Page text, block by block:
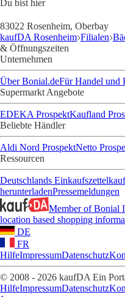
Du bist hier
83022 Rosenheim, Oberbay
kaufDA Rosenheim Filialen
& Öffnungszeiten
Unternehmen
Über Bonial.deFür Handel und
Supermarkt Angebote
EDEKA ProspektKaufland
Beliebte Händler
Aldi Nord ProspektNetto
Ressourcen
Deutschlands Einkaufszettel
herunterladenPressemeldungen
Member of Bonial
location based shopping
DE
FR
HilfeImpressumDatenschutz
© 2008 - 2026 kaufDA Ein
HilfeImpressumDatenschutz